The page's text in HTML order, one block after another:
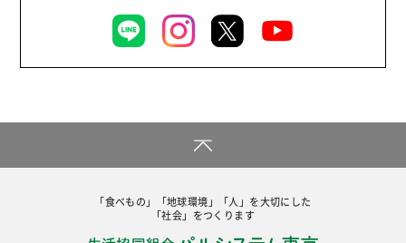
お米の出前授業
いなぎめぐみの里山
広報
復興支援「食べもの」「地球環境」「人」を大切にした
「社会」をつくります